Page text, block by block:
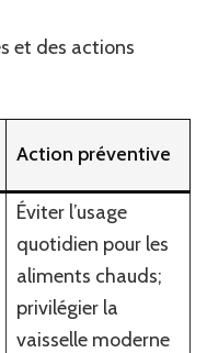
et des actions
Action préventive
Éviter l’usage
quotidien pour les
aliments chauds;
privilégier la
vaisselle moderne